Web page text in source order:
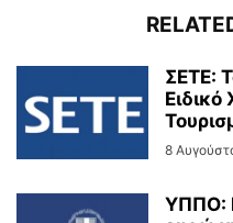
ΣΕΤΕ:
8
ΥΠΠΟ: